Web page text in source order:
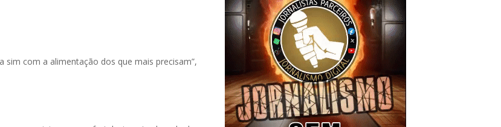
com a alimentação dos que mais precisam”,